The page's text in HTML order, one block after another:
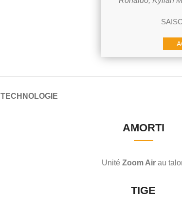
TECHNOLOGIE
AMORTI
Unité Zoom Airau
TIGE